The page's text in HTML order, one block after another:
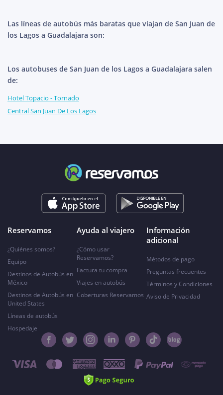
Las líneas de autobús más baratas que viajan de San Juan de
los Lagos a Guadalajara son:
Los autobuses de San Juan de los Lagos a Guadalajara salen
de:
Hotel Topacio - Tornado
Central San Juan De Los Lagos
Reservamos
¿Quiénes somos?
Equipo
Destinos de Autobús en
México
Destinos de Autobús en
United States
Líneas de autobús
Hospedaje
Ayuda al viajero
¿Cómo usar
Reservamos?
Factura tu compra
Viajes en autobús
Coberturas Reservamos
Información
adicional
Métodos de pago
Preguntas frecuentes
Términos y Condiciones
Aviso de Privacidad